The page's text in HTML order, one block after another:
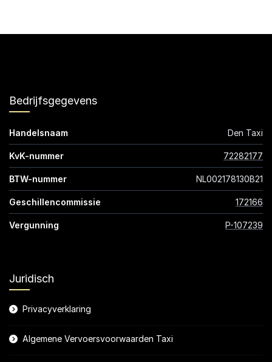
Bedrijfsgegevens
Handelsnaam Den Taxi
KvK-nummer 72282177
BTW-nummer NL002178130B21
Geschillencommissie 172166
Vergunning P-107239
Juridisch
Privacyverklaring
Algemene Vervoersvoorwaarden Taxi